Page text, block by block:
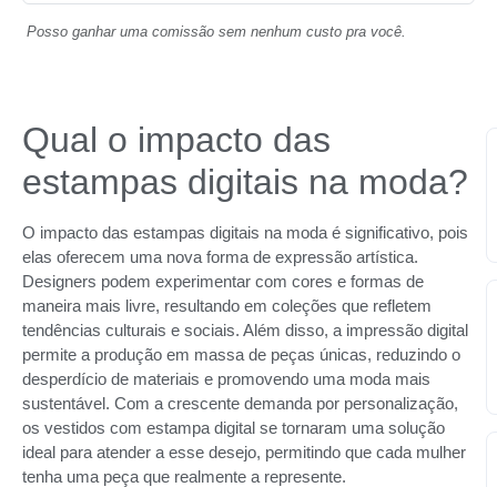
Posso ganhar uma comissão sem nenhum custo pra você.
Qual o impacto das
estampas digitais na moda?
O impacto das estampas digitais na moda é significativo, pois
elas oferecem uma nova forma de expressão artística.
Designers podem experimentar com cores e formas de
maneira mais livre, resultando em coleções que refletem
tendências culturais e sociais. Além disso, a impressão digital
permite a produção em massa de peças únicas, reduzindo o
desperdício de materiais e promovendo uma moda mais
sustentável. Com a crescente demanda por personalização,
os vestidos com estampa digital se tornaram uma solução
ideal para atender a esse desejo, permitindo que cada mulher
tenha uma peça que realmente a represente.